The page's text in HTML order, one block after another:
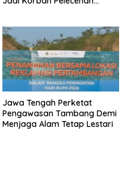
Turun Tangan, Jangan
Tunggu Viral
Jawa Tengah Perketat
Pengawasan Tambang Demi
Menjaga Alam Tetap Lestari